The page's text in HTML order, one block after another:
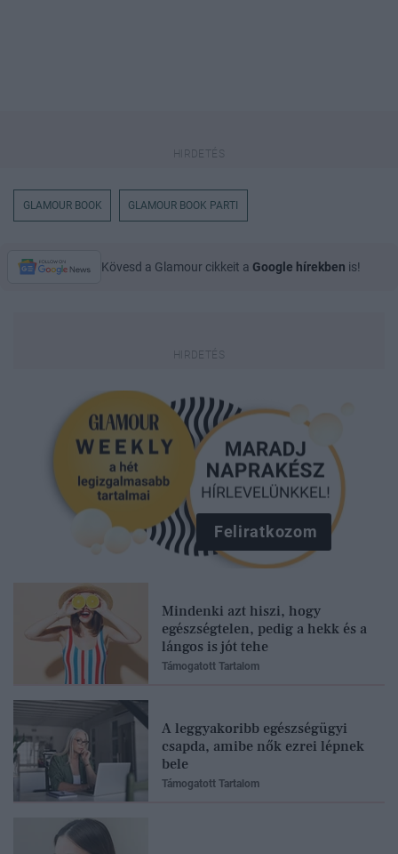
GLAMOUR BOOK GLAMOUR BOOK PARTI
Kövesd a Glamour cikkeit a Google hírekben is!
Feliratkozom
Mindenki azt hiszi, hogy
egészségtelen, pedig a hekk és a
lángos is jót tehe
Támogatott Tartalom
A leggyakoribb egészségügyi
csapda, amibe nők ezrei lépnek
bele
Támogatott Tartalom